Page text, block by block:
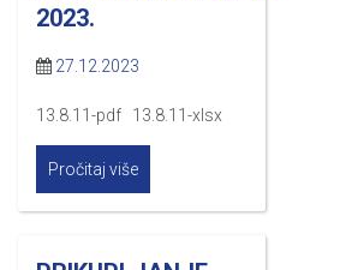
2023.
27.12.2023
13.8.11-pdf 13.8.11-xlsx
Pročitaj više